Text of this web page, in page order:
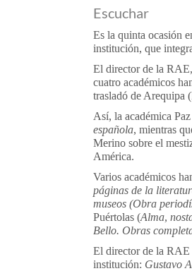
Escuchar
Es la quinta ocasión
institución, que
El director de la
cuatro académicos
trasladó de Arequipa
Así, la académica
española, mientras
Merino sobre el
América.
Varios académicos
páginas de la
museos (Obra
Puértolas (Alma,
Bello. Obras
El director de la RAE
institución: Gustavo